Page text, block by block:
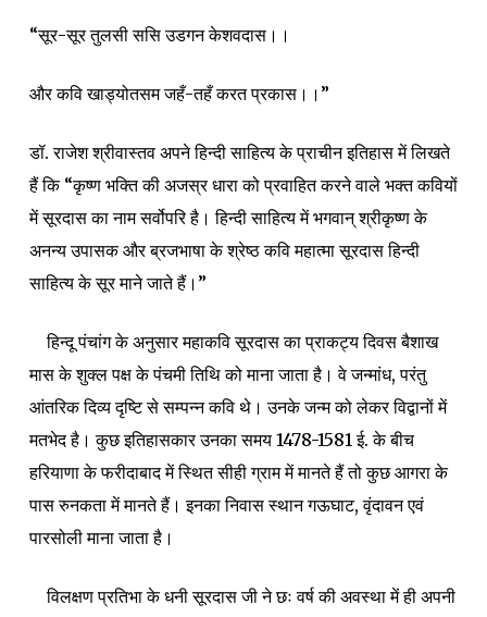
“सूर-सूर तुलसी ससि उडगन केशवदास।।
और कवि खाड्योतसम जहँ-तहँ करत प्रकास।।”
डॉ. राजेश श्रीवास्तव अपनेहिन्दी साहित्य के प्राचीन इतिहासमें लिखते
हैं कि “कृष्ण भक्ति की अजस्र धारा को प्रवाहित करने वाले भक्त कवियों
में सूरदास का नाम सर्वोपरि है। हिन्दी साहित्य में भगवान् श्रीकृष्ण के
अनन्य उपासक और ब्रजभाषा के श्रेष्ठ कवि महात्मा सूरदास हिन्दी
साहित्य के सूर माने जाते हैं।”
हिन्दू पंचांग के अनुसार महाकवि सूरदास का प्राकट्य दिवस बैशाख
मास के शुक्ल पक्ष के पंचमी तिथि को माना जाता है। वे जन्मांध, परंतु
आंतरिक दिव्य दृष्टि से सम्पन्न कवि थे। उनके जन्म को लेकर विद्वानों में
मतभेद है। कुछ इतिहासकार उनका समय 1478-1581 ई. के बीच
हरियाणा के फरीदाबाद में स्थित सीही ग्राम में मानते हैं तो कुछ आगरा के
पास रुनकता में मानते हैं। इनका निवास स्थान गऊघाट, वृंदावन एवं
पारसोली माना जाता है।
विलक्षण प्रतिभा के धनी सूरदास जी ने छः वर्ष की अवस्था में ही अपनी